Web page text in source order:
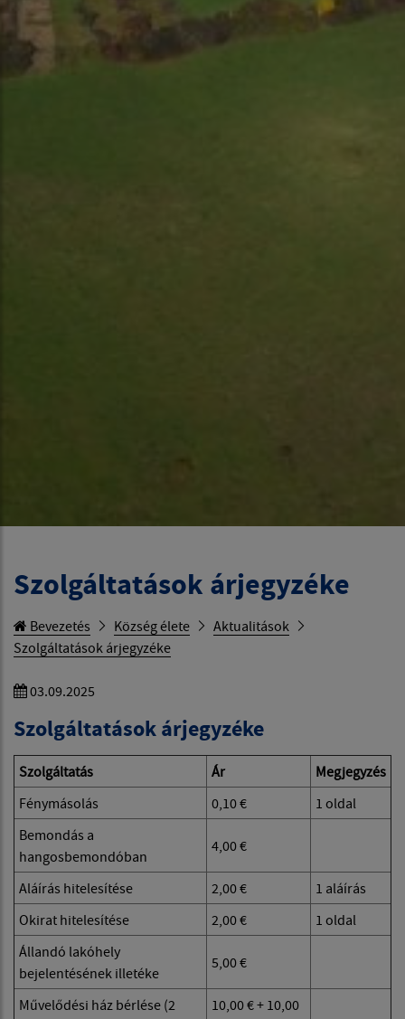
Szolgáltatások árjegyzéke
Bevezetés Község élete
Aktualitások
Szolgáltatások árjegyzéke
03.09.2025
Szolgáltatások árjegyzéke
Szolgáltatás Ár
Megjegyzés
Fénymásolás
0,10 €
1 oldal
Bemondás a
hangosbemondóban
4,00 €
Aláírás hitelesítése 2,00 €
1 aláírás
Okirat hitelesítése
2,00 €
1 oldal
Állandó lakóhely
bejelentésének illetéke
5,00 €
Művelődési ház bérlése (2
10,00 € + 10,00